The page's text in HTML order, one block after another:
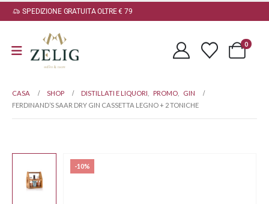
SPEDIZIONE GRATUITA OLTRE € 79
0
CASA SHOP DISTILLATI E LIQUORI PROMO
GIN
FERDINAND’S SAAR DRY GIN CASSETTA LEGNO + 2 TONICHE
-10%